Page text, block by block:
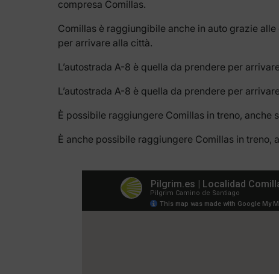
compresa Comillas.
Comillas è raggiungibile anche in auto grazie alle
per arrivare alla città.
L’autostrada A-8 è quella da prendere per
L’autostrada A-8 è quella da prendere per
È possibile raggiungere Comillas in treno, anche
È anche possibile raggiungere Comillas in treno,